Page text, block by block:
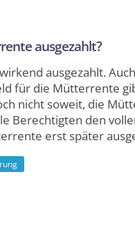
ausgezahlt?
ausgezahlt.
für die Mütterrente
nicht soweit, die
Berechtigten den
erst später